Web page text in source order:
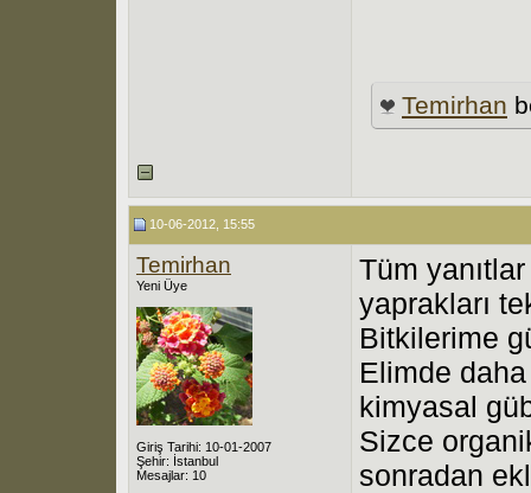
Temirhan
10-06-2012, 15:55
Temirhan
Yeni Üye
Giriş Tarihi: 10-01-2007
Şehir: İstanbul
Mesajlar: 10
Tüm
yaprakları
Bitkilerime
Elimde daha
kimyasal
Sizce
sonradan